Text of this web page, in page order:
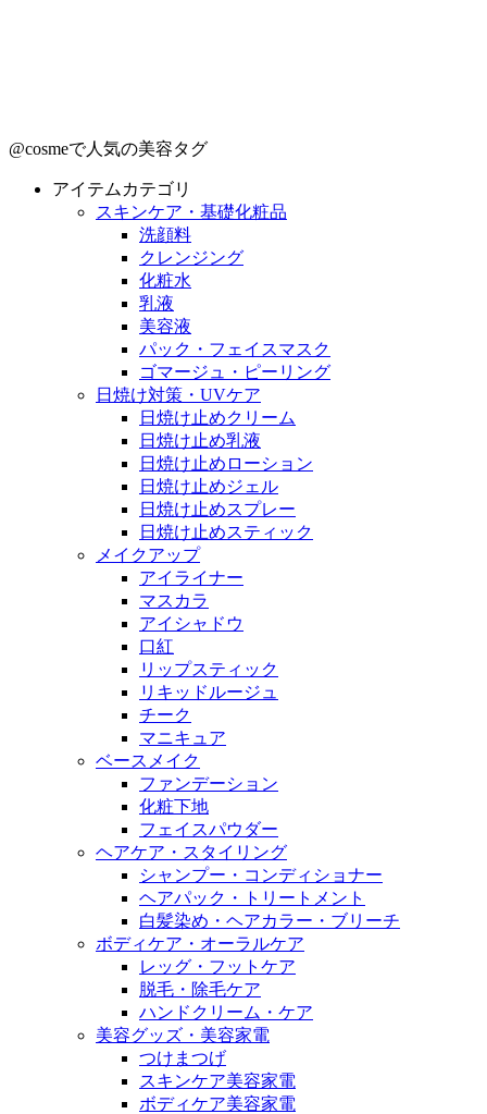
@cosmeで人気の美容タグ
アイテムカテゴリ
スキンケア・基礎化粧品
洗顔料
クレンジング
化粧水
乳液
美容液
パック・フェイスマスク
ゴマージュ・ピーリング
日焼け対策・UVケア
日焼け止めクリーム
日焼け止め乳液
日焼け止めローション
日焼け止めジェル
日焼け止めスプレー
日焼け止めスティック
メイクアップ
アイライナー
マスカラ
アイシャドウ
口紅
リップスティック
リキッドルージュ
チーク
マニキュア
ベースメイク
ファンデーション
化粧下地
フェイスパウダー
ヘアケア・スタイリング
シャンプー・コンディショナー
ヘアパック・トリートメント
白髪染め・ヘアカラー・ブリーチ
ボディケア・オーラルケア
レッグ・フットケア
脱毛・除毛ケア
ハンドクリーム・ケア
美容グッズ・美容家電
つけまつげ
スキンケア美容家電
ボディケア美容家電